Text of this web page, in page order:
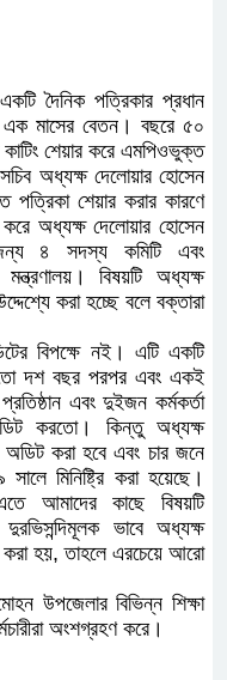
দৈনিক পত্রিকার প্রধান
এক মাসের বেতন। বছরে ৫০
শেয়ার করে এমপিওভুক্ত
অধ্যক্ষ দেলোয়ার হোসেন
শেয়ার করার কারণে
করে অধ্যক্ষ দেলোয়ার হোসেন
জন্য ৪ সদস্য কমিটি এবং
বিষয়টি অধ্যক্ষ
করা হচ্ছে বলে বক্তারা
বিপক্ষে নই। এটি একটি
হতো দশ বছর পরপর এবং একই
এবং দুইজন কর্মকর্তা
করতো। কিন্তু অধ্যক্ষ
অডিট করা হবে এবং চার জনে
মিনিষ্ট্রি করা হয়েছে।
আমাদের কাছে বিষয়টি
ভাবে অধ্যক্ষ
করা হয়, তাহলে এরচেয়ে আরো
উপজেলার বিভিন্ন শিক্ষা
অংশগ্রহণ করে।